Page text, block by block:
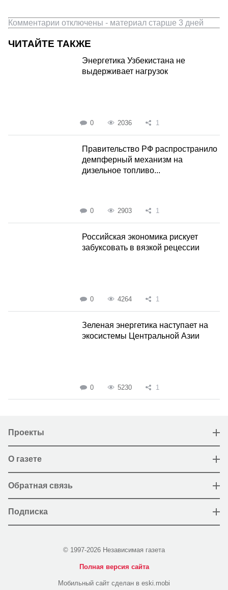
Комментарии отключены - материал старше 3 дней
ЧИТАЙТЕ ТАКЖЕ
Энергетика Узбекистана не
выдерживает нагрузок
0 2036 1
Правительство РФ распространило
демпферный механизм на
дизельное топливо...
0 2903 1
Российская экономика рискует
забуксовать в вязкой рецессии
0 4264 1
Зеленая энергетика наступает на
экосистемы Центральной Азии
0 5230 1
Проекты
О газете
Обратная связь
Подписка
© 1997-2026 Независимая газета
Полная версия сайта
Мобильный сайт сделан в eski.mobi